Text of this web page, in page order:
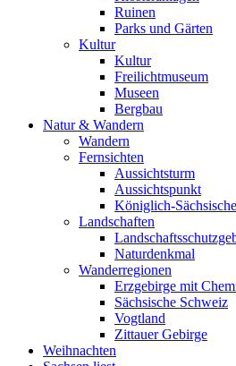
Ruinen
Parks und Gärten
Kultur
Kultur
Freilichtmuseum
Museen
Bergbau
Natur & Wandern
Wandern
Fernsichten
Aussichtsturm
Aussichtspunkt
Königlich-
Landschaften
Naturdenkmal
Wanderregionen
Erzgebirge mit
Sächsische Schweiz
Vogtland
Zittauer Gebirge
Weihnachten